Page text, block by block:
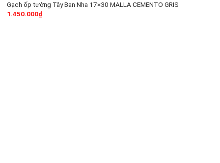
Gạch ốp tường Tây Ban Nha 17×30 MALLA CEMENTO GRIS
1.450.000₫